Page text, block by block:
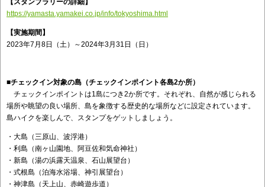
https://yamasta.yamakei.co.jp/info/tokyoshima.html
【実施期間】
2023年7月8日（土）～2024年3月31日（日）
■チェックイン対象の島（チェックインポイント各島2か所）
チェックインポイントは1島につき2か所です。それぞれ、自然が感じられる
場所や眺望の良い場所、島を象徴する歴史的な場所などに設定されています。
島ハイクを楽しんで、スタンプをゲットしましょう。
・大島（三原山、波浮港）
・利島（南ヶ山園地、阿豆佐和気命神社）
・新島（湯の浜露天温泉、石山展望台）
・式根島（泊海水浴場、神引展望台）
・神津島（天上山、赤崎遊歩道）